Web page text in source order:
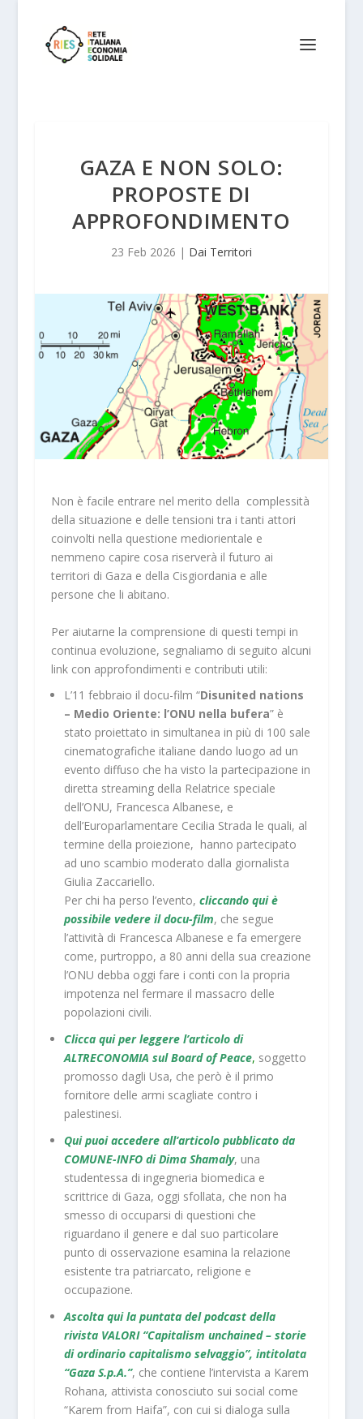
GAZA E NON SOLO:
PROPOSTE DI
APPROFONDIMENTO
23 Feb 2026 | Dai Territori
Non è facile entrare nel merito della complessità
della situazione e delle tensioni tra i tanti attori
coinvolti nella questione mediorientale e
nemmeno capire cosa riserverà il futuro ai
territori di Gaza e della Cisgiordania e alle
persone che li abitano.
Per aiutarne la comprensione di questi tempi in
continua evoluzione, segnaliamo di seguito alcuni
link con approfondimenti e contributi utili:
L’11 febbraio il docu-film “Disunited nations
– Medio Oriente: l’ONU nella bufera” è
stato proiettato in simultanea in più di 100 sale
cinematografiche italiane dando luogo ad un
evento diffuso che ha visto la partecipazione in
diretta streaming della Relatrice speciale
dell’ONU, Francesca Albanese, e
dell’Europarlamentare Cecilia Strada le quali, al
termine della proiezione, hanno partecipato
ad uno scambio moderato dalla giornalista
Giulia Zaccariello.
Per chi ha perso l’evento, cliccando qui è
possibile vedere il docu-film, che segue
l’attività di Francesca Albanese e fa emergere
come, purtroppo, a 80 anni della sua creazione
l’ONU debba oggi fare i conti con la propria
impotenza nel fermare il massacro delle
popolazioni civili.
Clicca qui per leggere l’articolo di
ALTRECONOMIA sul Board of Peace, soggetto
promosso dagli Usa, che però è il primo
fornitore delle armi scagliate contro i
palestinesi.
Qui puoi accedere all’articolo pubblicato da
COMUNE-INFO di Dima Shamaly, una
studentessa di ingegneria biomedica e
scrittrice di Gaza, oggi sfollata, che non ha
smesso di occuparsi di questioni che
riguardano il genere e dal suo particolare
punto di osservazione esamina la relazione
esistente tra patriarcato, religione e
occupazione.
Ascolta qui la puntata del podcast della
rivista VALORI “Capitalism unchained – storie
di ordinario capitalismo selvaggio”, intitolata
“Gaza S.p.A.”, che contiene l’intervista a Karem
Rohana, attivista conosciuto sui social come
“Karem from Haifa”, con cui si dialoga sulla